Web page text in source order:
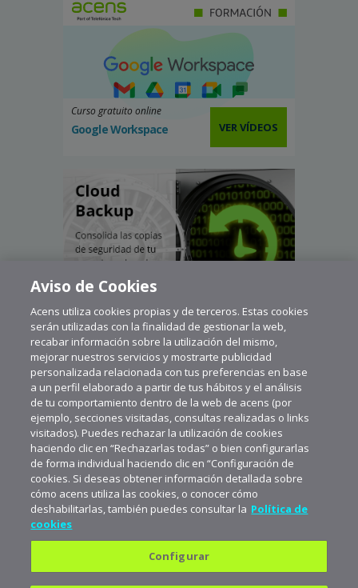
Curso gratuito online
Google Workspace VER VÍDEOS
Política de privacidad
Aviso de Cookies
Acens utiliza cookies propias y de terceros. Estas cookies
serán utilizadas con la finalidad de gestionar la web,
recabar información sobre la utilización del mismo,
mejorar nuestros servicios y mostrarte publicidad
personalizada relacionada con tus preferencias en base
a un perfil elaborado a partir de tus hábitos y el análisis
de tu comportamiento dentro de la web de acens (por
ejemplo, secciones visitadas, consultas realizadas o links
visitados). Puedes rechazar la utilización de cookies
haciendo clic en “Rechazarlas todas” o bien configurarlas
de forma individual haciendo clic en “Configuración de
cookies. Si deseas obtener información detallada sobre
cómo acens utiliza las cookies, o conocer cómo
deshabilitarlas, también puedes consultar la Política de
cookies
Configurar